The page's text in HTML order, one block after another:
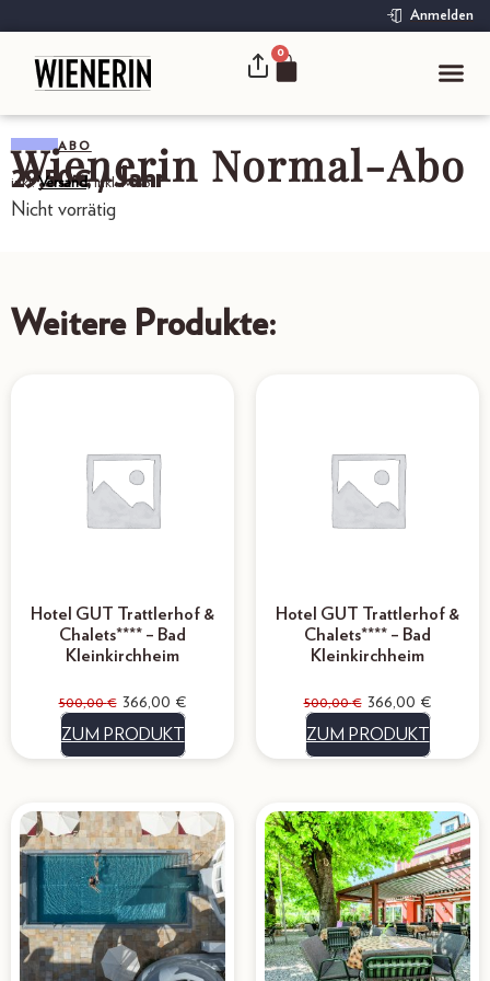
Anmelden
0
ABO
Wienerin Normal-Abo
29,50€ / Jahr
inkl.Versand,inkl. MwSt.
Nicht vorrätig
Weitere Produkte:
Hotel GUT Trattlerhof &
Chalets**** – Bad
Kleinkirchheim
500,00€ 366,00 €
ZUM PRODUKT
Hotel GUT Trattlerhof &
Chalets**** – Bad
Kleinkirchheim
500,00€ 366,00 €
ZUM PRODUKT